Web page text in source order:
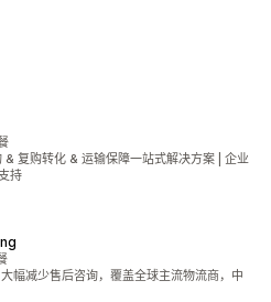
复购转化 & 运输保障一站式解决方案 | 企业
持
幅减少售后咨询，覆盖全球主流物流商，中